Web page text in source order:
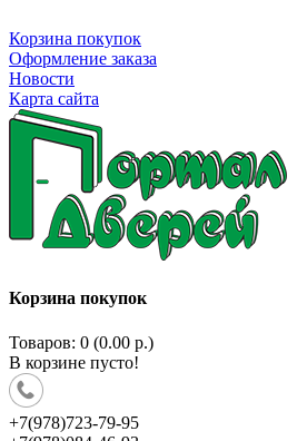
Корзина покупок
Оформление заказа
Новости
Карта сайта
Корзина покупок
Товаров: 0 (0.00 р.)
В корзине пусто!
+7(978)723-79-95